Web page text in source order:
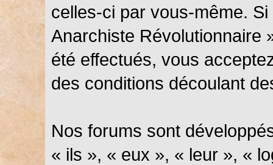
celles-ci par vous-même.
Anarchiste Révolutionnaire
été effectués, vous
des conditions découlant
Nos forums sont
« ils », « eux », « leur », «